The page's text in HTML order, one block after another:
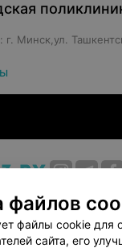
Минск,ул.
проекта
маркетинг
соглашение
файлов
файлы cookie для
сайта, его